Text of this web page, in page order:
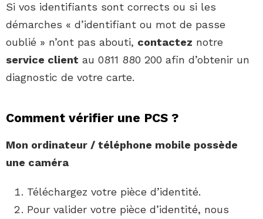
Si vos identifiants sont corrects ou si les
démarches « d’identifiant ou mot de passe
oublié » n’ont pas abouti, contactez notre
service client au 0811 880 200 afin d’obtenir un
diagnostic de votre carte.
Comment vérifier une PCS ?
Mon ordinateur / téléphone mobile possède
une caméra
Téléchargez votre pièce d’identité.
Pour valider votre pièce d’identité, nous